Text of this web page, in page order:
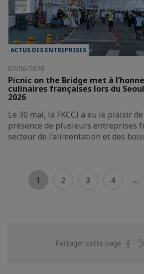
ACTUS DES ENTREPRISES
02/06/2026
Picnic on the Bridge met à
culinaires françaises lors du
2026
Le 30 mai, la FKCCI a eu le plaisir
présence de plusieurs entreprises
secteur de l’alimentation et des
1 2 3 4 ...
Partager cette page